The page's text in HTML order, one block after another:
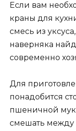
Если вам
краны для
смесь из
наверняка
современно
Для
понадобится
пшеничной
смешать между